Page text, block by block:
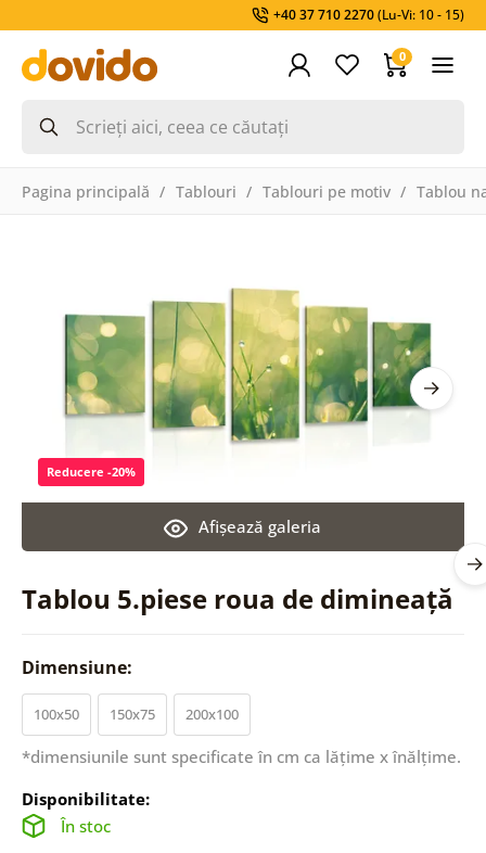
+40 37 710 2270(Lu-Vi: 10 - 15)
0
Pagina principală Tablouri Tablouri pe motiv Tablou
Tablou 5.piese roua de dimineață
Afişează galeria
Reducere -20%
Dimensiune:
100x50 150x75 200x100
*dimensiunile sunt specificate în cm ca lățime x înălțime.
Disponibilitate:
În stoc